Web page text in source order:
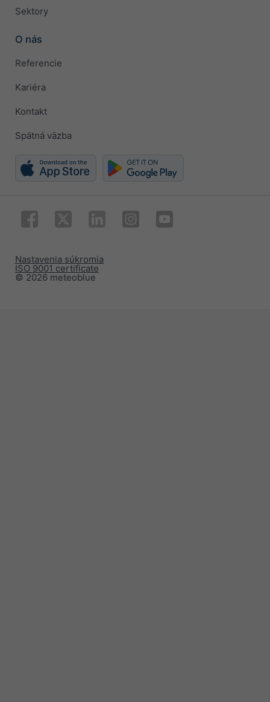
Sektory
O nás
Referencie
Kariéra
Kontakt
Spätná väzba
© 2026 meteoblue
ISO 9001 certificate
Nastavenia súkromia